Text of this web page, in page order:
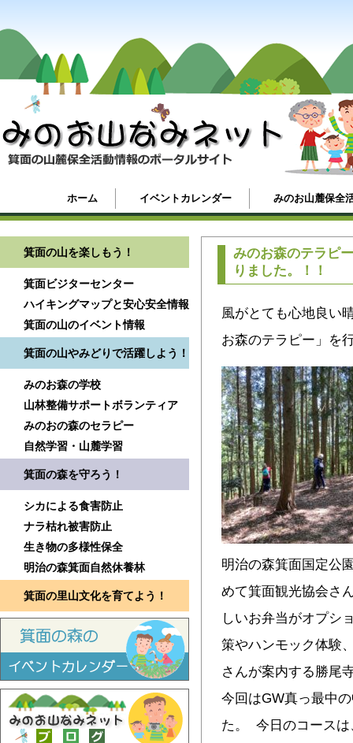
ホーム イベントカレンダー みのお山麓保全
箕面の山を楽しもう！
箕面ビジターセンター
ハイキングマップと安心安全情報
箕面の山のイベント情報
箕面の山やみどりで活躍しよう！
みのお森の学校
山林整備サポートボランティア
みのおの森のセラピー
自然学習・山麓学習
箕面の森を守ろう！
シカによる食害防止
ナラ枯れ被害防止
生き物の多様性保全
明治の森箕面自然休養林
箕面の里山文化を育てよう！
みのお森のテラ
りました。！！
風がとても心地良い
お森のテラピー」を
明治の森箕面国定公
めて箕面観光協会さ
しいお弁当がオプシ
策やハンモック体験
さんが案内する勝尾
今回はGW真っ最中
た。 今日のコース